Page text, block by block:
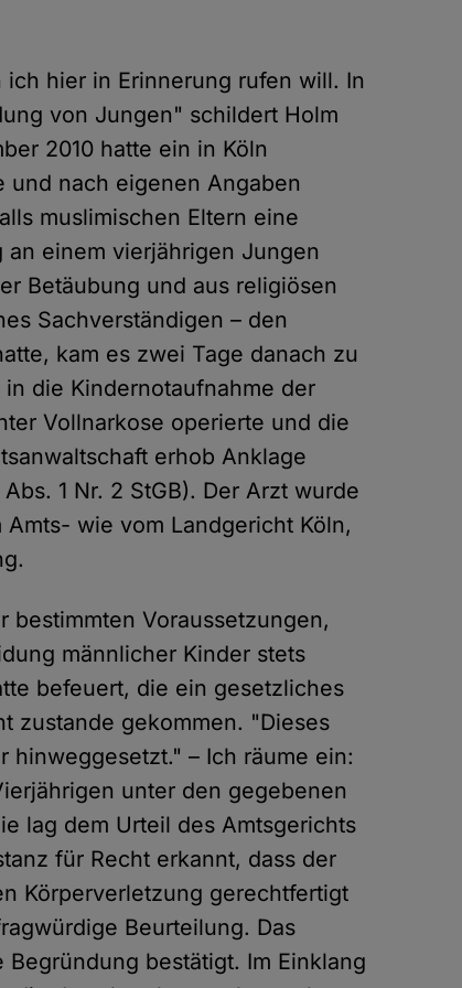
hier in Erinnerung rufen will. In
von Jungen" schildert Holm
2010 hatte ein in Köln
und nach eigenen Angaben
muslimischen Eltern eine
einem vierjährigen Jungen
Betäubung und aus religiösen
Sachverständigen – den
kam es zwei Tage danach zu
die Kindernotaufnahme der
Vollnarkose operierte und die
erhob Anklage
1 Nr. 2 StGB). Der Arzt wurde
wie vom Landgericht Köln,
bestimmten Voraussetzungen,
männlicher Kinder stets
befeuert, die ein gesetzliches
zustande gekommen. "Dieses
hinweggesetzt." – Ich räume ein:
unter den gegebenen
lag dem Urteil des Amtsgerichts
für Recht erkannt, dass der
Körperverletzung gerechtfertigt
Beurteilung. Das
bestätigt. Im Einklang